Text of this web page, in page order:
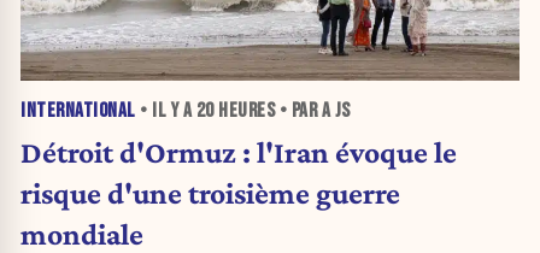
INTERNATIONAL • IL Y A 20 HEURES• PAR A JS
Détroit d'Ormuz : l'Iran évoque le
risque d'une troisième guerre
mondiale